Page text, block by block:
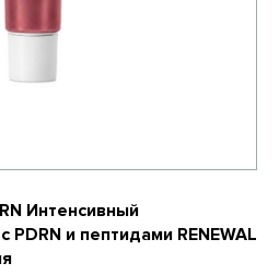
Интенсивный
PDRN и пептидами RENEWAL